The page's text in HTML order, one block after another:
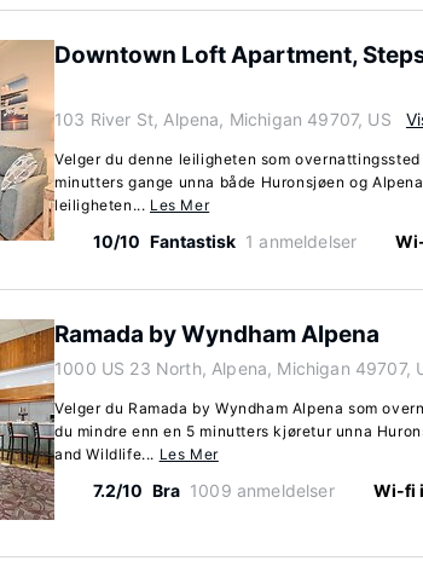
Downtown Loft Apartment,
103 River St, Alpena, Michigan 49707, US
Velger du denne leiligheten som
minutters gange unna både Huronsjøen og
leiligheten... Les Mer
10/10 Fantastisk 1 anmeldelser
Ramada by Wyndham Alpena
1000 US 23 North, Alpena, Michigan 49707,
Velger du Ramada by Wyndham Alpena som
du mindre enn en 5 minutters kjøretur unna
and Wildlife... Les Mer
7.2/10 Bra 1009 anmeldelser Wi-fi